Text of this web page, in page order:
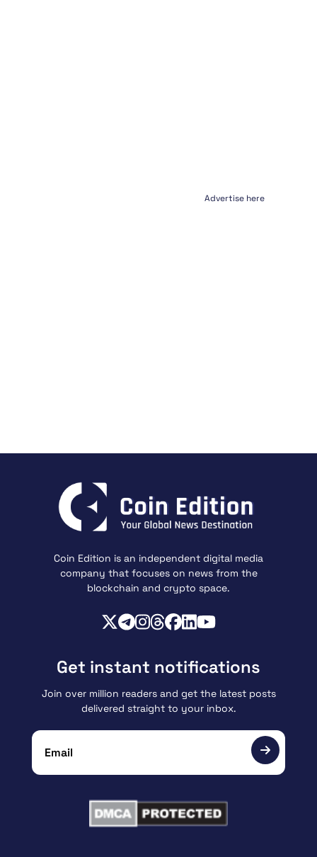
Advertise here
Coin Edition is an independent digital media
company that focuses on news from the
blockchain and crypto space.
Get instant notifications
Join over million readers and get the latest posts
delivered straight to your inbox.